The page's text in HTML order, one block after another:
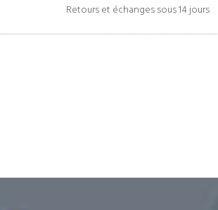
Retours et échanges sous 14 jours